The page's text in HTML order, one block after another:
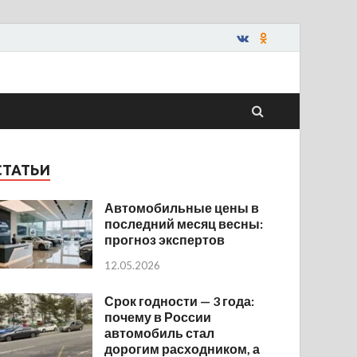
Автомобильные цены в
последний месяц весны:
прогноз экспертов
12.05.2026
Срок годности — 3 года:
почему в России
автомобиль стал
дорогим расходником, а